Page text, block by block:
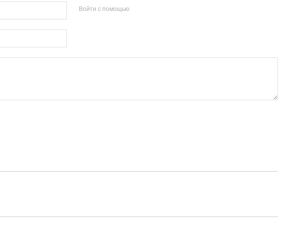
Войти с помощью